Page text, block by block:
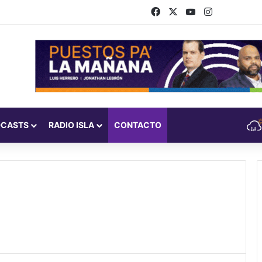
FacebookYouTubeInstagram
RADIO ISLA CONTACTO